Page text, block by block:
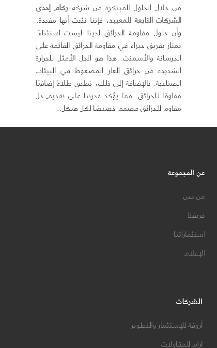
من خلال الحلول المبتكرة من شركة ركام إحدى
الشركات التابعة للمعيبد، فإننا نثبت أنها مفيدة،
وأن حلول مقاومة الحرائق لدينا ليست استثناءً.
نمتاز بفريق خبراء في مقاومة الحرائق القائمة على
الخرسانة والأسمنت. هذا هو الحل الأمثل للحرارة
الشديدة من حرائق الغاز المضغوط في البيئات
الصناعية. بالإضافة إلى ذلك، نطبق طلاءً إضافيًا
مقاومًا للحرائق. مما يؤكد قدرتنا على تقديم حل
مقاوم للحرائق مصمم خصيصًا لكل هيكل..
عن المجموعة
من نحن
فريقنا
استثماراتنا
الإعلام
الشركات
أروقة للإستثمار والتطوير
آرام للمقاولات